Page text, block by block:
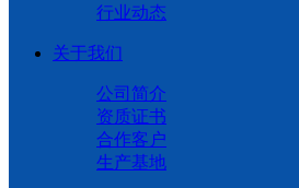
行业动态
关于我们
公司简介
资质证书
合作客户
生产基地